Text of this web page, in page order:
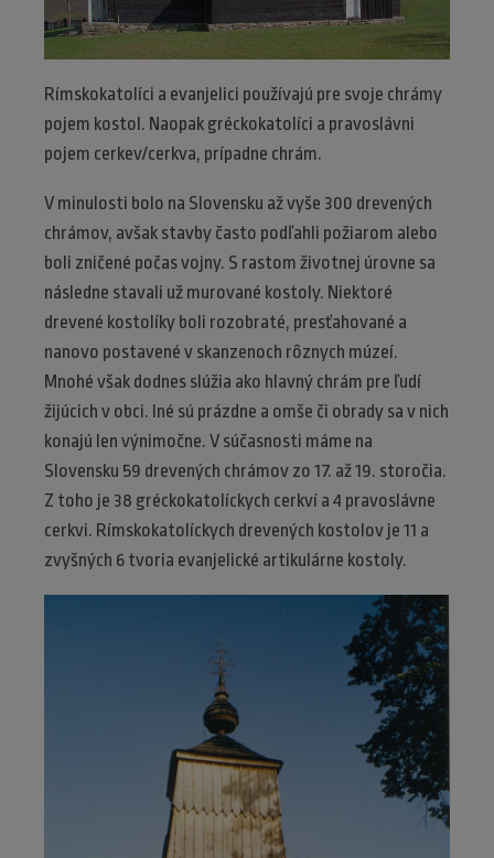
Rímskokatolíci a evanjelici používajú pre svoje chrámy
pojem kostol. Naopak gréckokatolíci a pravoslávni
pojem cerkev/cerkva, prípadne chrám.
V minulosti bolo na Slovensku až vyše 300 drevených
chrámov, avšak stavby často podľahli požiarom alebo
boli zničené počas vojny. S rastom životnej úrovne sa
následne stavali už murované kostoly. Niektoré
drevené kostolíky boli rozobraté, presťahované a
nanovo postavené v skanzenoch rôznych múzeí.
Mnohé však dodnes slúžia ako hlavný chrám pre ľudí
žijúcich v obci. Iné sú prázdne a omše či obrady sa v nich
konajú len výnimočne. V súčasnosti máme na
Slovensku 59 drevených chrámov zo 17. až 19. storočia.
Z toho je 38 gréckokatolíckych cerkví a 4 pravoslávne
cerkvi. Rímskokatolíckych drevených kostolov je 11 a
zvyšných 6 tvoria evanjelické artikulárne kostoly.